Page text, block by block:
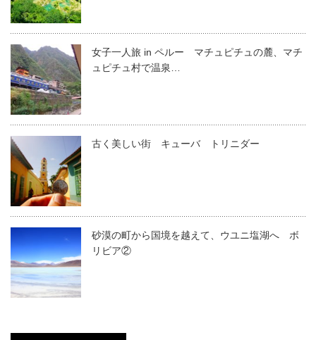
女子一人旅 in ペルー マチュピチュの麓、マチ
ュピチュ村で温泉…
古く美しい街 キューバ トリニダー
砂漠の町から国境を越えて、ウユニ塩湖へ ボ
リビア②